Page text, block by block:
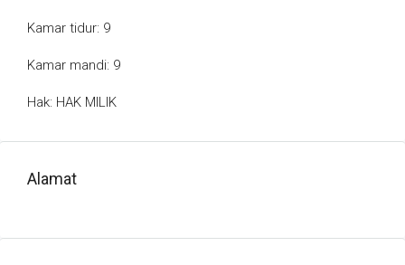
Kamar tidur: 9
Kamar mandi: 9
Hak: HAK MILIK
Alamat